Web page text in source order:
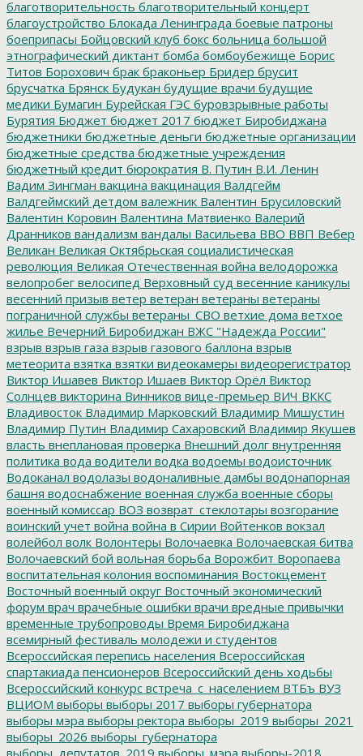
благотворительность благотворительный концерт
благоустройство Блокада Ленинграда боевые патроны
боеприпасы Бойцовский клуб бокс больница большой
этнографический диктант бомба бомбоубежище Борис
Титов Борохович брак браконьер Бридер брусит
брусчатка Брянск Будукан будущие врачи будущие
медики Бумагин Бурейская ГЭС буровзрывные работы
Бурятия Бюджет бюджет 2017 бюджет Биробиджана
бюджетники бюджетные деньги бюджетные организации
бюджетные средства бюджетные учреждения
бюджетный кредит бюрократия В. Путин В.И. Ленин
Вадим Зингман вакцина вакцинация Валдгейм
Валдгеймский детдом валежник Валентин Брусиловский
Валентин Коровин Валентина Матвиенко Валерий
Дранников вандализм вандалы Васильева ВВО ВВП Вебер
Великан Великая Октябрьская социалистическая
революция Великая Отечественная война велодорожка
велопробег велосипед Верховный суд весенние каникулы
весенний призыв ветер ветеран ветераны ветераны
пограничной службы ветераны_СВО ветхие дома ветхое
жилье Вечерний Биробиджан ВЖС "Надежда России"
взрыв взрыв газа взрыв газового баллона взрыв
метеорита взятка взятки видеокамеры видеорегистратор
Виктор Ишавев Виктор Ишаев Виктор Орёл Виктор
Солнцев викторина Винников вице-премьер ВИЧ ВККС
Владивосток Владимир Марковский Владимир Мишустин
Владимир Путин Владимир Сахаровский Владимир Якушев
власть внеплановая проверка Внешний долг внутренняя
политика вода водители водка водоемы водоисточник
Водоканал водолазы водоналивные дамбы водонапорная
башня водоснабжение военная служба военные сборы
военный комиссар ВОЗ возврат_стеклотары возгорание
воинский учет война война в Сирии Войтенков вокзал
волейбол волк Волонтеры Волочаевка Волочаевская битва
Волочаевский бой вольная борьба Ворожбит Воропаева
воспитательная колония воспоминания Востокцемент
Восточный военный округ Восточный экономический
форум врач врачебные ошибки врачи вредные привычки
временные трубопроводы Время Биробиджана
всемирный фестиваль молодежи и студентов
Всероссийская перепись населения Всероссийская
спартакиада пенсионеров Всероссийский день ходьбы
Всероссийский конкурс встреча_с_населением ВТБъ ВУЗ
ВЦИОМ выборы выборы 2017 выборы губернатора
выборы мэра выборы ректора выборы_2019 выборы_2021
выборы_2026 выборы_губернатора
выборы_депутатов_2019 выборы_мэра выборы-2018